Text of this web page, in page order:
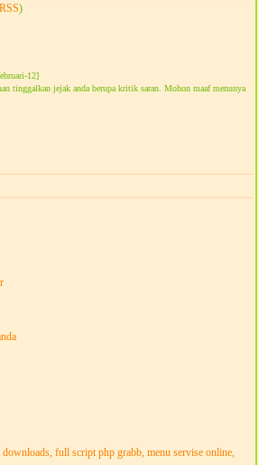
RSS)
12]
tinggalkan jejak anda berupa kritik saran. Mohon maaf menunya
full script php grabb, menu servise online,